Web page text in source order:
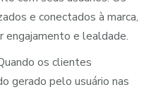
e conectados à marca,
engajamento e lealdade.
os clientes
gerado pelo usuário nas